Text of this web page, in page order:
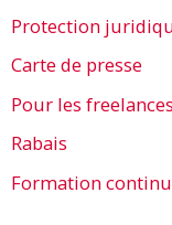
Protection
Carte de presse
Pour les freelances
Rabais
Formation